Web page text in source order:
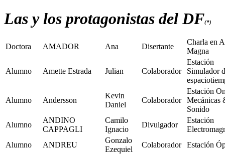
Las y los protagonistas del DF(*)
Doctora AMADOR Ana Disertante
Charla en
Magna
Alumno Amette Estrada Julian Colaborador
Estación
Simulador
Alumno Andersson
Kevin
Daniel
Colaborador
Estación
Mecánicas
Sonido
Alumno
ANDINO
CAPPAGLI
Camilo
Ignacio
Divulgador
Estación
Alumno
ANDREU
Gonzalo
Ezequiel
Colaborador Estación